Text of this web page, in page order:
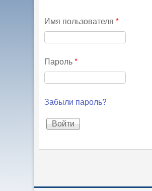
Имя пользователя*
Пароль*
Забыли пароль?